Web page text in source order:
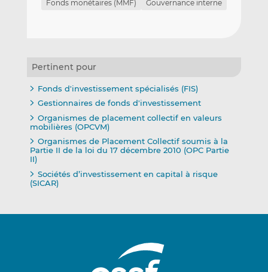
Fonds monétaires (MMF)
Gouvernance interne
Pertinent pour
Fonds d'investissement spécialisés (FIS)
Gestionnaires de fonds d'investissement
Organismes de placement collectif en valeurs
mobilières (OPCVM)
Organismes de Placement Collectif soumis à la
Partie II de la loi du 17 décembre 2010 (OPC Partie
II)
Sociétés d’investissement en capital à risque
(SICAR)